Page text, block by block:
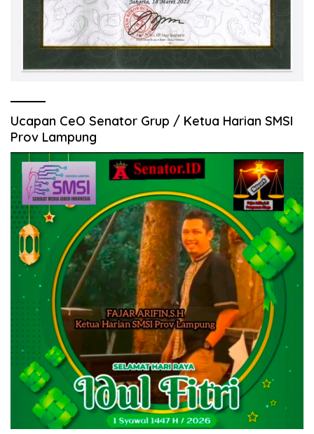
Ucapan CeO Senator Grup / Ketua Harian SMSI
Prov Lampung